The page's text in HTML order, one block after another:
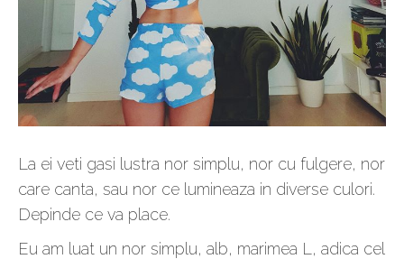
La ei veti gasi lustra nor simplu, nor cu fulgere, nor
care canta, sau nor ce lumineaza in diverse culori.
Depinde ce va place.
Eu am luat un nor simplu, alb, marimea L, adica cel